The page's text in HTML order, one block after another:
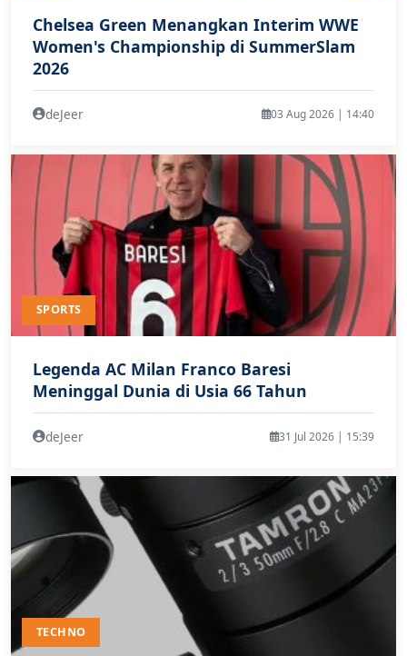
Chelsea Green Menangkan Interim WWE
Women's Championship di SummerSlam
2026
deJeer 03 Aug 2026 | 14:40
SPORTS
Legenda AC Milan Franco Baresi
Meninggal Dunia di Usia 66 Tahun
deJeer 31 Jul 2026 | 15:39
TECHNO